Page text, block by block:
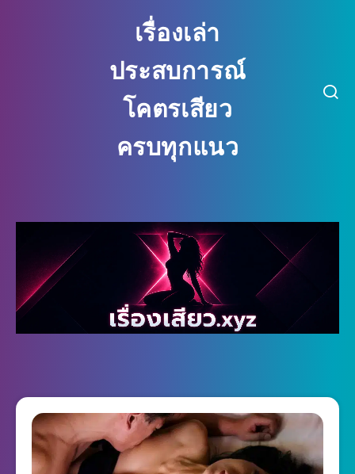
เรื่องเล่า
ประสบการณ์
โคตรเสียว
ครบทุกแนว